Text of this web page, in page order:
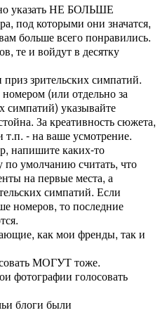
указать НЕ БОЛЬШЕ
под которыми они значатся,
больше всего понравились.
те и войдут в десятку
зрительских симпатий.
(или отдельно за
симпатий) указывайте
За креативность сюжета,
- на ваше усмотрение.
напишите каких-то
по умолчанию считать, что
на первые места, а
симпатий. Если
номеров, то последние
как мои френды, так и
МОГУТ тоже.
фотографии голосовать
блоги были